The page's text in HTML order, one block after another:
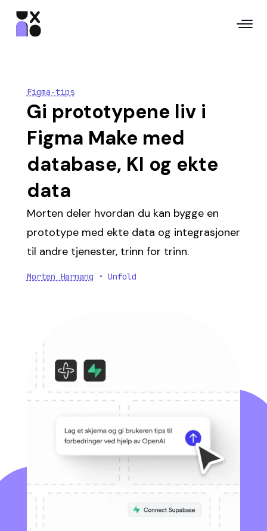
Figma-tips
Gi prototypene liv i
Figma Make med
database, KI og ekte
data
Morten deler hvordan du kan bygge en
prototype med ekte data og integrasjoner
til andre tjenester, trinn for trinn.
Morten Harnang • Unfold